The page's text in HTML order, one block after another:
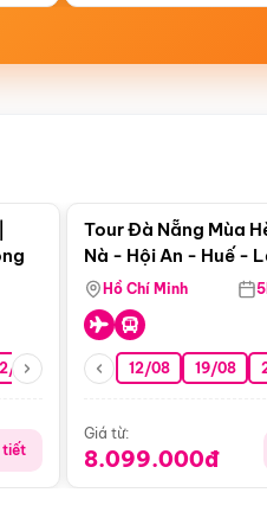
08 26/08 05/09 09/09
tiết
Tour Đà Nẵng Mùa
Nà - Hội An - Huế -
Động Thiên Đường
Hồ Chí Minh
12/08 19/08
Giá từ:
8.099.000đ